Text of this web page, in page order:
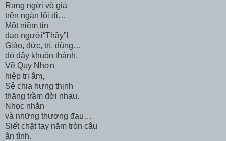
Rạng ngời vô giá
trên ngàn lối đi…
Một niềm tin
đạo người“Thầy”!
Giáo, đức, trí, dũng…
đó đây khuôn thành.
Về Quy Nhơn
hiệp tri âm,
Sẻ chia hưng thịnh
thăng trầm đời nhau.
Nhọc nhằn
và những thương đau…
Siết chặt tay nắm tròn câu
ân tình.